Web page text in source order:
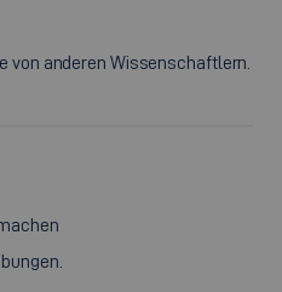
von anderen Wissenschaftlern.